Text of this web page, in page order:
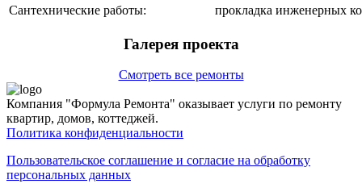
Сантехнические работы:
прокладка инженерных
Галерея проекта
Смотреть все ремонты
Компания "Формула Ремонта" оказывает услуги по ремонту
квартир, домов, коттеджей.
Политика конфиденциальности
Пользовательское соглашение и согласие на обработку
персональных данных